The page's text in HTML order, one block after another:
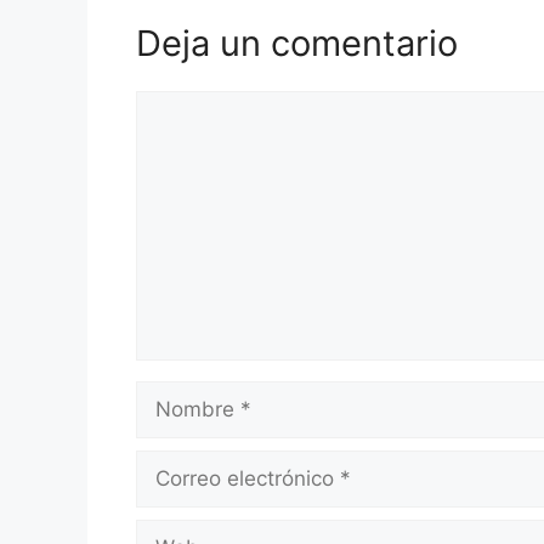
Deja un comentario
Nombre
Correo
Web